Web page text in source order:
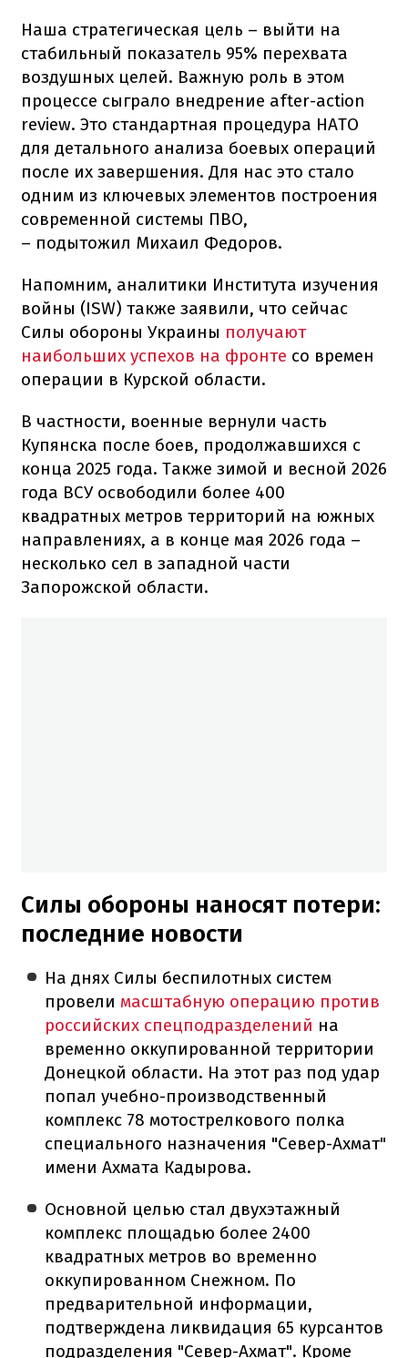
Наша стратегическая цель – выйти на
стабильный показатель 95% перехвата
воздушных целей. Важную роль в этом
процессе сыграло внедрение after-action
review. Это стандартная процедура НАТО
для детального анализа боевых операций
после их завершения. Для нас это стало
одним из ключевых элементов построения
современной системы ПВО,
– подытожил Михаил Федоров.
Напомним, аналитики Института изучения
войны (ISW) также заявили, что сейчас
Силы обороны Украины получают
наибольших успехов на фронте со времен
операции в Курской области.
В частности, военные вернули часть
Купянска после боев, продолжавшихся с
конца 2025 года. Также зимой и весной 2026
года ВСУ освободили более 400
квадратных метров территорий на южных
направлениях, а в конце мая 2026 года –
несколько сел в западной части
Запорожской области.
Силы обороны наносят потери:
последние новости
На днях Силы беспилотных систем
провели масштабную операцию против
российских спецподразделений на
временно оккупированной территории
Донецкой области. На этот раз под удар
попал учебно-производственный
комплекс 78 мотострелкового полка
специального назначения "Север-Ахмат"
имени Ахмата Кадырова.
Основной целью стал двухэтажный
комплекс площадью более 2400
квадратных метров во временно
оккупированном Снежном. По
предварительной информации,
подтверждена ликвидация 65 курсантов
подразделения "Север-Ахмат". Кроме